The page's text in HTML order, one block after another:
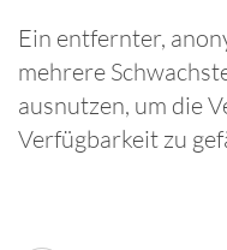
Ein entfernter,
mehrere
ausnutzen, um die
Verfügbarkeit zu